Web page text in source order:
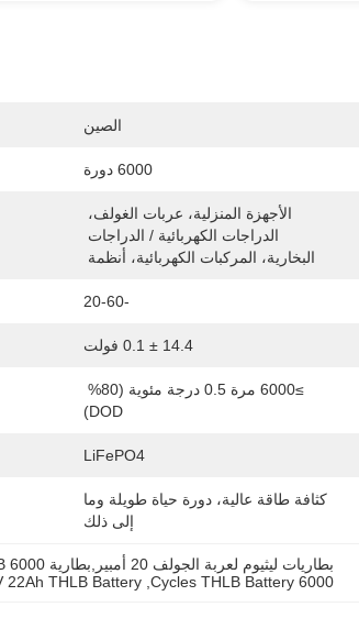
الصين
6000 دورة
البخارية، المركبات الكهربائية، أنظمة
-20-60
14.4 ± 0.1 فولت
DOD)
LiFePO4
إلى ذلك
بطاريات ليثيوم لعربة الجولف 20 أمبير,بطارية THLB 6000 دورة,12بطارية THLB بقوة 8 فولت و 22 ساعة
6000 Cycles THLB Battery
,
22Ah THLB Battery